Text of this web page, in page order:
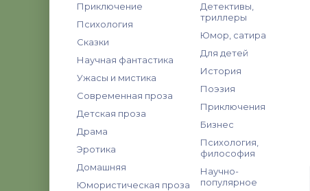
Приключение
Психология
Сказки
Научная фантастика
Ужасы и мистика
Современная проза
Детская проза
Драма
Эротика
Домашняя
Юмористическая проза
Детективы,
триллеры
Юмор, сатира
Для детей
История
Поэзия
Приключения
Бизнес
Психология,
философия
Научно-
популярное